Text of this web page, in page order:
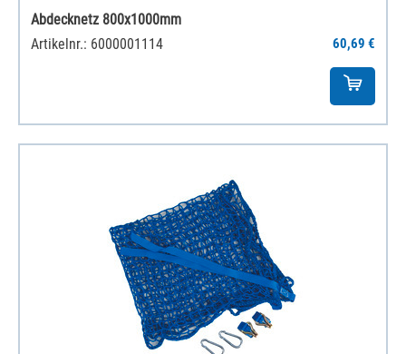
Abdecknetz 800x1000mm
Artikelnr.: 6000001114
60,69 €